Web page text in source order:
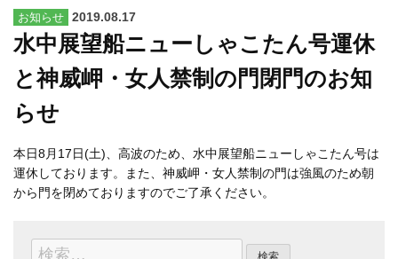
お知らせ 2019.08.17
水中展望船ニューしゃこたん号運休
と神威岬・女人禁制の門閉門のお知
らせ
本日8月17日(土)、高波のため、水中展望船ニューしゃこたん号は
運休しております。また、神威岬・女人禁制の門は強風のため朝
から門を閉めておりますのでご了承ください。
検